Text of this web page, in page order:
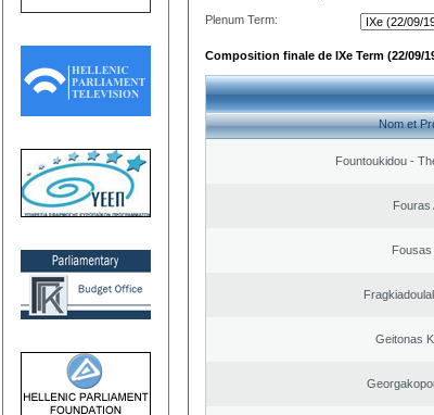
Plenum Term:
Composition finale de IXe Term (22/09/
Nom et
Fountoukidou -
Fouras
Fousas
Geitonas